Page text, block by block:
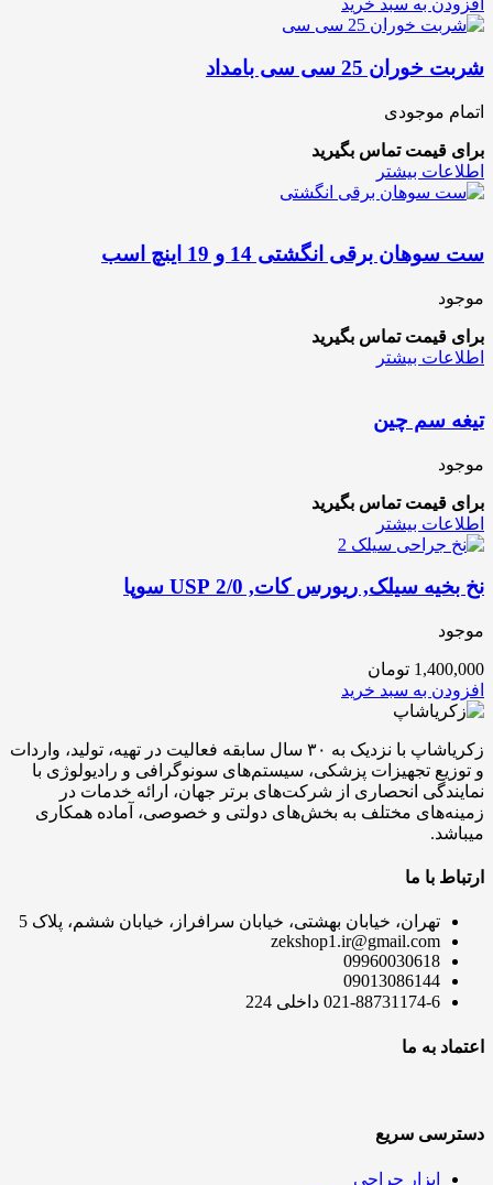
افزودن به سبد خرید
شربت خوران 25 سی سی بامداد
اتمام موجودی
برای قیمت تماس بگیرید
اطلاعات بیشتر
ست سوهان برقی انگشتی 14 و 19 اینچ اسب
موجود
برای قیمت تماس بگیرید
اطلاعات بیشتر
تیغه سم چین
موجود
برای قیمت تماس بگیرید
اطلاعات بیشتر
نخ بخیه سیلک, ریورس کات, 2/0 USP سوپا
موجود
1,400,000 تومان
افزودن به سبد خرید
زکریاشاپ با نزدیک به ۳۰ سال سابقه فعالیت در تهیه، تولید، واردات
و توزیع تجهیزات پزشکی، سیستم‌های سونوگرافی و رادیولوژی با
نمایندگی انحصاری از شرکت‌های برتر جهان، ارائه خدمات در
زمینه‌های مختلف به بخش‌های دولتی و خصوصی، آماده همکاری
میباشد.
ارتباط با ما
تهران، خیابان بهشتی، خیابان سرافراز، خیابان ششم، پلاک 5
zekshop1.ir@gmail.com
09960030618
09013086144
021-88731174-6 داخلی 224
اعتماد به ما
دسترسی سریع
ابزار جراحی